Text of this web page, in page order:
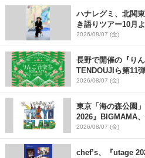
ハナレグミ、北関
き語りツアー10月
2026/08/07 (金)
長野で開催の『り
TENDOUJIら第11
発表
2026/08/07 (金)
東京「海の森公園
2026』BIGMAMA
発表 ワークショッ
2026/08/07 (金)
chef’s、『utage